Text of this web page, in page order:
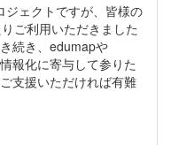
ェクトですが、皆様の
ご利用いただきました
続き、edumapや
報化に寄与して参りた
支援いただければ有難